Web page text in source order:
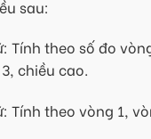
sau:
Tính theo số đo
chiều cao.
Tính theo vòng 1,